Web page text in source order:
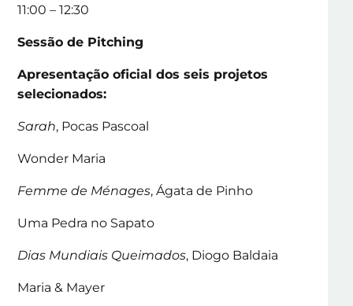
11:00 – 12:30
Sessão de Pitching
Apresentação oficial dos seis projetos
selecionados:
Sarah, Pocas Pascoal
Wonder Maria
Femme de Ménages, Ágata de Pinho
Uma Pedra no Sapato
Dias Mundiais Queimados, Diogo Baldaia
Maria & Mayer